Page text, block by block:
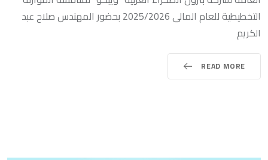
التخطيطية للعام المالى 2025/2026 بحضور المهندس صلاح عبد
الكريم
READ MORE